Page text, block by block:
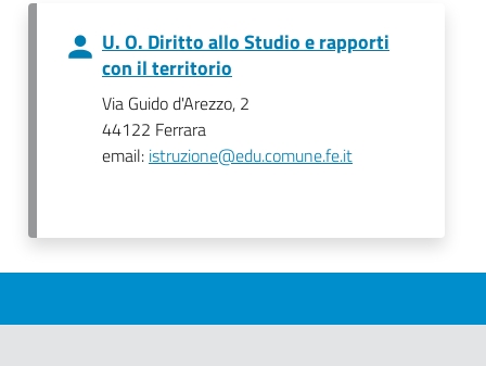
U. O. Diritto allo Studio e rapporti
con il territorio
Via Guido d'Arezzo, 2
44122 Ferrara
email: istruzione@edu.comune.fe.it